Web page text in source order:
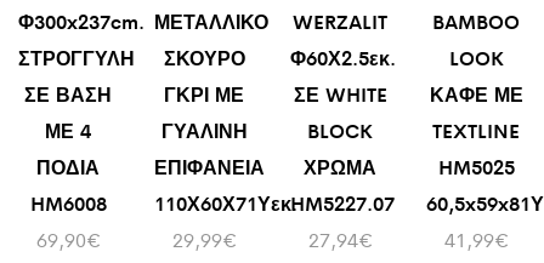
Φ300x237cm.
ΣΤΡΟΓΓΥΛΗ
ΣΕ ΒΑΣΗ
ΜΕ 4
ΠΟΔΙΑ
HM6008
69,90€
ΜΕΤΑΛΛΙΚΟ
ΣΚΟΥΡΟ
ΓΚΡΙ ΜΕ
ΓΥΑΛΙΝΗ
ΕΠΙΦΑΝΕΙΑ
110Χ60Χ71Υεκ.
29,99€
WERZALIT
Φ60Χ2.5εκ.
ΣΕ WHITE
BLOCK
ΧΡΩΜΑ
HM5227.07
27,94€
BAMBOO
LOOK
ΚΑΦΕ ΜΕ
TEXTLINE
HM5025
60,5x59x81Υ
41,99€